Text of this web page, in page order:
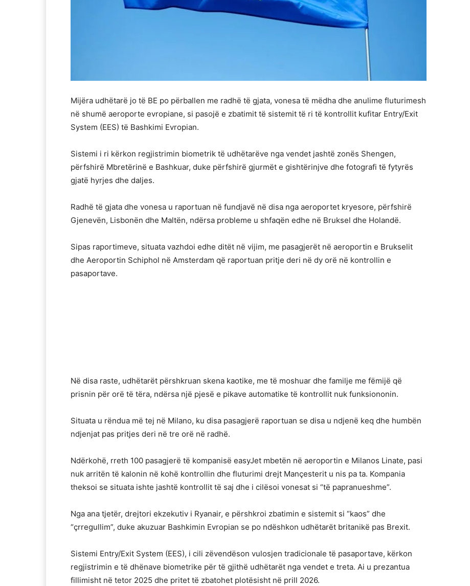
Mijëra udhëtarë jo të BE po përballen me radhë të gjata, vonesa të mëdha dhe anulime fluturimesh
në shumë aeroporte evropiane, si pasojë e zbatimit të sistemit të ri të kontrollit kufitar Entry/Exit
System (EES) të Bashkimi Evropian.
Sistemi i ri kërkon regjistrimin biometrik të udhëtarëve nga vendet jashtë zonës Shengen,
përfshirë Mbretërinë e Bashkuar, duke përfshirë gjurmët e gishtërinjve dhe fotografi të fytyrës
gjatë hyrjes dhe daljes.
Radhë të gjata dhe vonesa u raportuan në fundjavë në disa nga aeroportet kryesore, përfshirë
Gjenevën, Lisbonën dhe Maltën, ndërsa probleme u shfaqën edhe në Bruksel dhe Holandë.
Sipas raportimeve, situata vazhdoi edhe ditët në vijim, me pasagjerët në aeroportin e Brukselit
dhe Aeroportin Schiphol në Amsterdam që raportuan pritje deri në dy orë në kontrollin e
pasaportave.
Në disa raste, udhëtarët përshkruan skena kaotike, me të moshuar dhe familje me fëmijë që
prisnin për orë të tëra, ndërsa një pjesë e pikave automatike të kontrollit nuk funksiononin.
Situata u rëndua më tej në Milano, ku disa pasagjerë raportuan se disa u ndjenë keq dhe humbën
ndjenjat pas pritjes deri në tre orë në radhë.
Ndërkohë, rreth 100 pasagjerë të kompanisë easyJet mbetën në aeroportin e Milanos Linate, pasi
nuk arritën të kalonin në kohë kontrollin dhe fluturimi drejt Mançesterit u nis pa ta. Kompania
theksoi se situata ishte jashtë kontrollit të saj dhe i cilësoi vonesat si “të papranueshme”.
Nga ana tjetër, drejtori ekzekutiv i Ryanair, e përshkroi zbatimin e sistemit si “kaos” dhe
“çrregullim”, duke akuzuar Bashkimin Evropian se po ndëshkon udhëtarët britanikë pas Brexit.
Sistemi Entry/Exit System (EES), i cili zëvendëson vulosjen tradicionale të pasaportave, kërkon
regjistrimin e të dhënave biometrike për të gjithë udhëtarët nga vendet e treta. Ai u prezantua
fillimisht në tetor 2025 dhe pritet të zbatohet plotësisht në prill 2026.